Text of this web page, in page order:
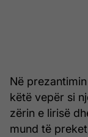
Në
këtë vepër si
zërin e lirisë
mund të